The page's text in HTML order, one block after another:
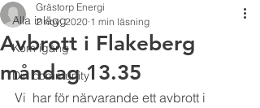
Alla inlägg
Kom igång
Din community
Avbrott i Flakeberg
måndag 13.35
Grästorp Energi
2 nov. 2020 1 min läsning
Vi  har för närvarande ett avbrott i